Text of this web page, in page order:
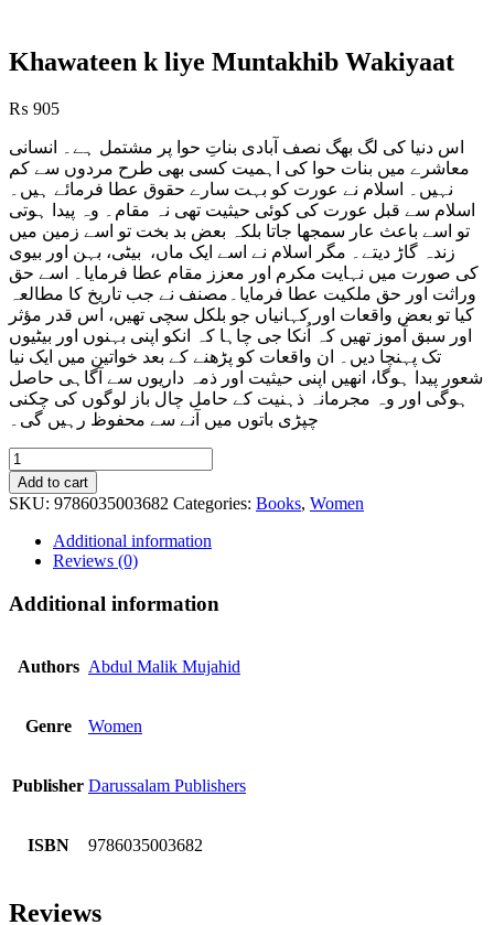
Khawateen k liye Muntakhib Wakiyaat
₨ 905
اس دنیا کی لگ بھگ نصف آبادی بناتِ حوا پر مشتمل ہے۔ انسانی
معاشرے میں بنات حوا کی اہمیت کسی بھی طرح مردوں سے کم
نہیں۔ اسلام نے عورت کو بہت سارے حقوق عطا فرمائے ہیں۔
اسلام سے قبل عورت کی کوئی حیثیت تھی نہ مقام۔ وہ پیدا ہوتی
تو اسے باعث عار سمجھا جاتا بلکہ بعض بد بخت تو اسے زمین میں
زندہ گاڑ دیتے۔ مگر اسلام نے اسے ایک ماں، بیٹی، بہن اور بیوی
کی صورت میں نہایت مکرم اور معزز مقام عطا فرمایا۔ اسے حق
وراثت اور حق ملکیت عطا فرمایا۔مصنف نے جب تاریخ کا مطالعہ
کیا تو بعض واقعات اور کہانیاں جو بلکل سچی تھیں، اس قدر مؤثر
اور سبق آموز تھیں کہ اُنکا جی چاہا کہ انکو اپنی بہنوں اور بیٹیوں
تک پہنچا دیں۔ ان واقعات کو پڑھنے کے بعد خواتین میں ایک نیا
شعور پیدا ہوگا، انھیں اپنی حیثیت اور ذمہ داریوں سے آگاہی حاصل
ہوگی اور وہ مجرمانہ ذہنیت کے حامل چال باز لوگوں کی چکنی
Khawateen
k
liye
Muntakhib
Wakiyaat
quantity
Add to cart
SKU: 9786035003682 Categories: Books, Women
Additional information
Reviews (0)
Additional information
Authors Abdul Malik Mujahid
Genre Women
Publisher Darussalam Publishers
ISBN 9786035003682
Reviews